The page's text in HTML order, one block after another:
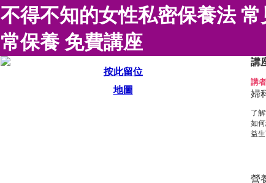
不得不知的女性私密保養法 常
常保養 免費講座
按此留位
地圖
講
講者
婦
了
如
益
營